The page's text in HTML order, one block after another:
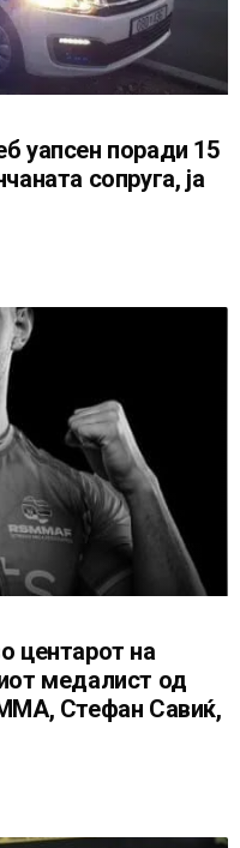
уапсен поради 15
сопруга, ја
центарот на
медалист од
Стефан Савиќ,